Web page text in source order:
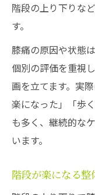
階段の上り下りな
す。
膝痛の原因や状態
個別の評価を重視
画を立てます。実
楽になった」「歩
も多く、継続的な
います。
階段が楽になる